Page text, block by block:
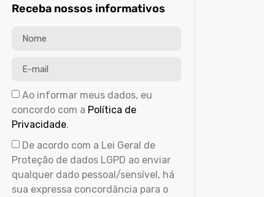
Receba nossos informativos
Ao informar meus dados, eu
concordo com a Política de
Privacidade.
De acordo com a Lei Geral de
Proteção de dados LGPD ao enviar
qualquer dado pessoal/sensível, há
sua expressa concordância para o